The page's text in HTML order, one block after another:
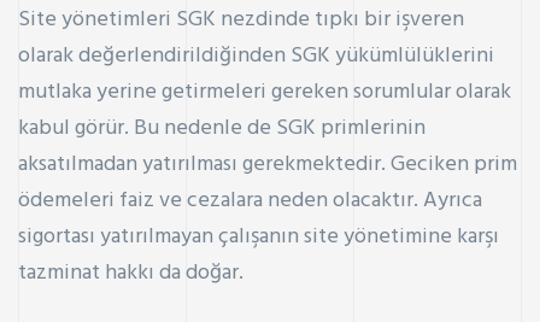
Site yönetimleri SGK nezdinde tıpkı bir işveren
olarak değerlendirildiğinden SGK yükümlülüklerini
mutlaka yerine getirmeleri gereken sorumlular olarak
kabul görür. Bu nedenle de SGK primlerinin
aksatılmadan yatırılması gerekmektedir. Geciken prim
ödemeleri faiz ve cezalara neden olacaktır. Ayrıca
sigortası yatırılmayan çalışanın site yönetimine karşı
tazminat hakkı da doğar.